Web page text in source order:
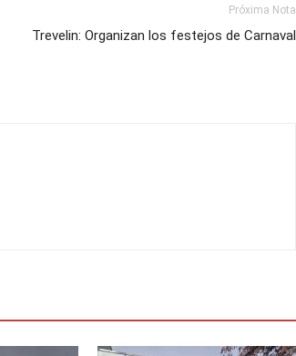
Próxima Nota
Trevelin: Organizan los festejos de Carnaval